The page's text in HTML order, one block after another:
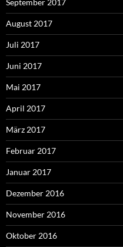
August 2017
Juli 2017
Juni 2017
Mai 2017
April 2017
März 2017
Februar 2017
Januar 2017
Dezember 2016
November 2016
Oktober 2016